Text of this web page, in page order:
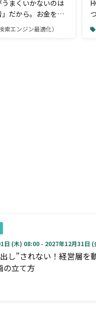
うまくいかないのは
」だから。お金をも
しているプロ＝
索エンジン最適化）
日 (木) 08:00 - 2027年12月31日
し”されない！経営層を
の立て方